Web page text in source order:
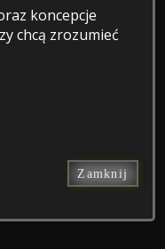
koncepcje
chcą zrozumieć
Zamknij